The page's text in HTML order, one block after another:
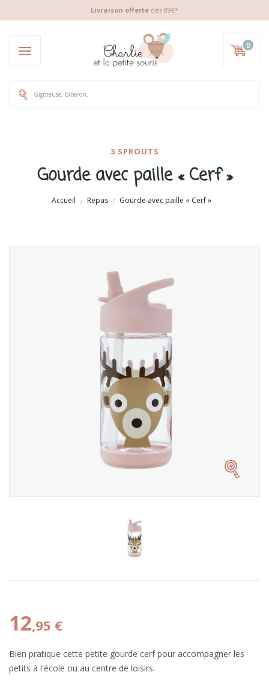
Livraison offerte dès 89€*
0
3 SPROUTS
Gourde avec paille « Cerf »
Accueil Repas Gourde avec paille « Cerf »
12,95 €
Bien pratique cette petite gourde cerf pour accompagner les
petits à l'école ou au centre de loisirs.